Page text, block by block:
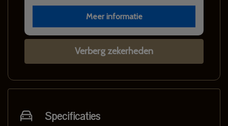
Meer informatie
Verberg zekerheden
Specificaties